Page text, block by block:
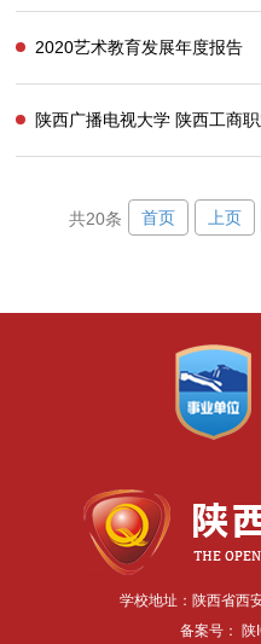
2020艺术教育发展年度报告
陕西广播电视大学 陕西工商职业学院 2020年
共20条 首页 上页
学校地址：陕西省西
备案号： 陕